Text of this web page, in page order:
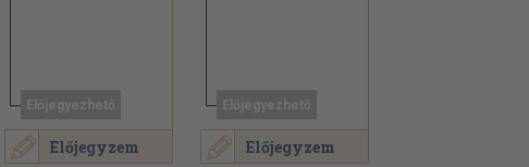
Előjegyzem Előjegyzem